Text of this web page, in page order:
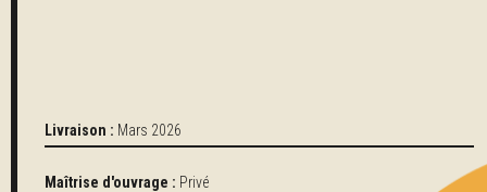
Livraison : Mars 2026
Maîtrise d'ouvrage : Privé